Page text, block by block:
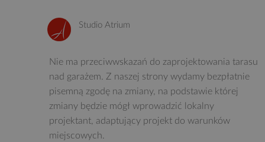
Studio Atrium
Nie ma przeciwwskazań do zaprojektowania tarasu
nad garażem. Z naszej strony wydamy bezpłatnie
pisemną zgodę na zmiany, na podstawie której
zmiany będzie mógł wprowadzić lokalny
projektant, adaptujący projekt do warunków
miejscowych.